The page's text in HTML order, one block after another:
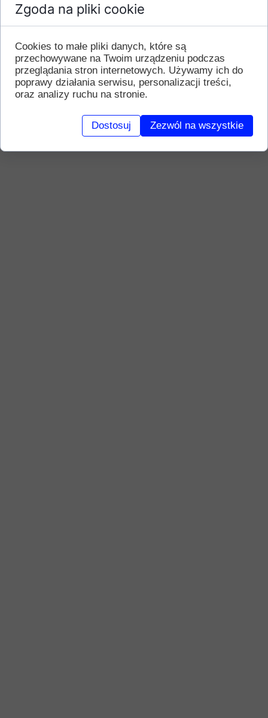
Zgoda na pliki cookie
Cookies to małe pliki danych, które są
przechowywane na Twoim urządzeniu podczas
przeglądania stron internetowych. Używamy ich do
poprawy działania serwisu, personalizacji treści,
oraz analizy ruchu na stronie.
Dostosuj Zezwól na wszystkie